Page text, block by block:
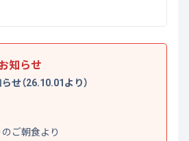
知らせ
せ（26.10.01より）
のご朝食より